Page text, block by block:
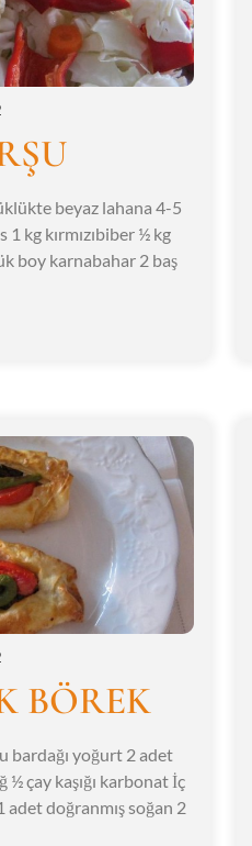
beyaz lahana 4-5
kg kırmızıbiber ½ kg
boy karnabahar 2 baş
BÖREK
bardağı yoğurt 2 adet
½ çay kaşığı karbonat İç
adet doğranmış soğan 2